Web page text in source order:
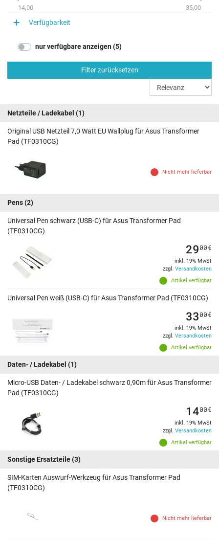
14,00 35,00
Verfügbarkeit
nur verfügbare anzeigen (5)
Filter zurücksetzen
Netzteile / Ladekabel (1)
Original USB Netzteil 7,0 Watt EU Wallplug für Asus Transformer
Pad (TF0310CG)
Nicht mehr lieferbar
Pens(2)
Universal Pen schwarz (USB-C) für Asus Transformer Pad
(TF0310CG)
Artikel verfügbar
2900€
inkl. 19% MwSt
zzgl. Versandkosten
Universal Pen weiß (USB-C) für Asus Transformer Pad (TF0310CG)
Artikel verfügbar
3300€
inkl. 19% MwSt
zzgl. Versandkosten
Daten- / Ladekabel (1)
Micro-USB Daten- / Ladekabel schwarz 0,90m für Asus Transformer
Pad (TF0310CG)
Artikel verfügbar
1400€
inkl. 19% MwSt
zzgl. Versandkosten
Sonstige Ersatzteile(3)
SIM-Karten Auswurf-Werkzeug für Asus Transformer Pad
(TF0310CG)
Nicht mehr lieferbar